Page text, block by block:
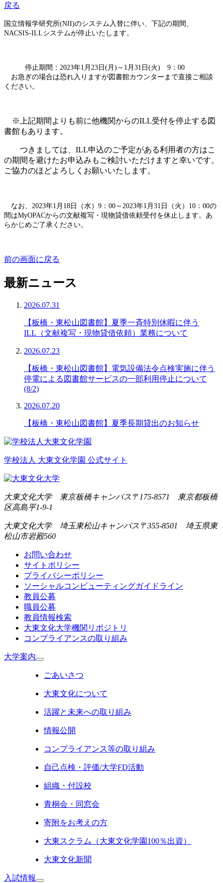
戻る
国立情報学研究所(NII)のシステム入替に伴い、下記の期間、
NACSIS-ILLシステムが停止いたします。
停止期間：2023年1月23日(月)～1月31日(火) 9：00
お急ぎの場合は恐れ入りますが図書館カウンターまで直接ご相談
ください。
※上記期間よりも前に他機関からのILL受付を停止する図
書館もあります。
つきましては、ILL申込のご予定がある利用者の方はこ
の期間を避けたお申込みもご検討いただけますと幸いです。
ご協力のほどよろしくお願いいたします。
なお、2023年1月18日（水）9：00～2023年1月31日（火）10：00の
間はMyOPACからの文献複写・現物貸借依頼受付を休止します。あ
らかじめご了承ください。
前の画面に戻る
最新ニュース
2026.07.31
【板橋・東松山図書館】夏季一斉特別休暇に伴う
ILL（文献複写・現物貸借依頼）業務について
2026.07.23
【板橋・東松山図書館】電気設備法令点検実施に伴う
停電による図書館サービスの一部利用停止について
(8/2)
2026.07.20
【板橋・東松山図書館】夏季長期貸出のお知らせ
学校法人 大東文化学園 公式サイト
大東文化大学 東京板橋キャンパス 〒175-8571 東京都板橋
区高島平1-9-1
大東文化大学 埼玉東松山キャンパス 〒355-8501 埼玉県東
松山市岩殿560
お問い合わせ
サイトポリシー
プライバシーポリシー
ソーシャルコンピューティングガイドライン
教員公募
職員公募
教員情報検索
大東文化大学機関リポジトリ
コンプライアンスの取り組み
大学案内
ごあいさつ
大東文化について
活躍と未来への取り組み
情報公開
コンプライアンス等の取り組み
自己点検・評価/大学FD活動
組織・付設校
青桐会・同窓会
寄附をお考えの方
大東スクラム（大東文化学園100％出資）
大東文化新聞
入試情報